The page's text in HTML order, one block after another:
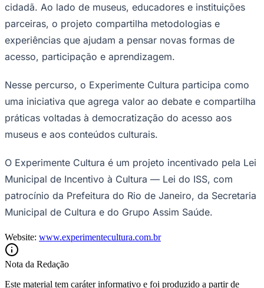
Flamengo
cidadã. Ao lado de museus, educadores e instituições
parceiras, o projeto compartilha metodologias e
experiências que ajudam a pensar novas formas de
acesso, participação e aprendizagem.
Nesse percurso, o Experimente Cultura participa como
uma iniciativa que agrega valor ao debate e compartilha
práticas voltadas à democratização do acesso aos
museus e aos conteúdos culturais.
O Experimente Cultura é um projeto incentivado pela Lei
Municipal de Incentivo à Cultura — Lei do ISS, com
patrocínio da Prefeitura do Rio de Janeiro, da Secretaria
Municipal de Cultura e do Grupo Assim Saúde.
Website: www.experimentecultura.com.br
Nota da Redação
Este material tem caráter informativo e foi produzido a partir de